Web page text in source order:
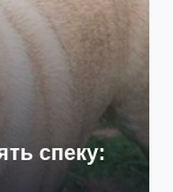
спеку: